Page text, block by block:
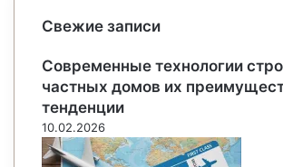
Свежие записи
Современные технологии
частных домов их
тенденции
10.02.2026